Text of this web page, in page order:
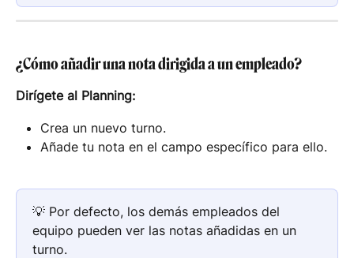
¿Cómo añadir una nota dirigida a un empleado?
Dirígete al Planning:
Crea un nuevo turno.
Añade tu nota en el campo específico para ello.
💡 Por defecto, los demás empleados del
equipo pueden ver las notas añadidas en un
turno.